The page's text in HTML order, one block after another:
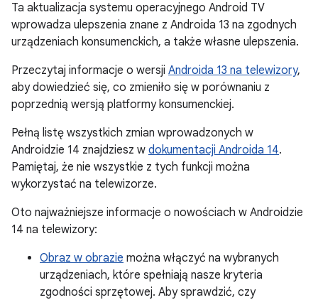
Ta aktualizacja systemu operacyjnego Android TV
wprowadza ulepszenia znane z Androida 13 na zgodnych
urządzeniach konsumenckich, a także własne ulepszenia.
Przeczytaj informacje o wersji Androida 13 na telewizory,
aby dowiedzieć się, co zmieniło się w porównaniu z
poprzednią wersją platformy konsumenckiej.
Pełną listę wszystkich zmian wprowadzonych w
Androidzie 14 znajdziesz w dokumentacji Androida 14.
Pamiętaj, że nie wszystkie z tych funkcji można
wykorzystać na telewizorze.
Oto najważniejsze informacje o nowościach w Androidzie
14 na telewizory:
Obraz w obrazie można włączyć na wybranych
urządzeniach, które spełniają nasze kryteria
zgodności sprzętowej. Aby sprawdzić, czy